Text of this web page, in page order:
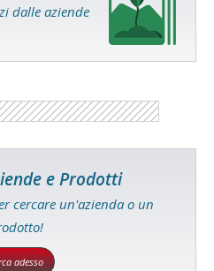
dalle aziende
e Prodotti
cercare un'azienda o un
adesso